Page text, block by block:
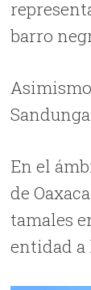
barro
En el
de
tamales
entidad a